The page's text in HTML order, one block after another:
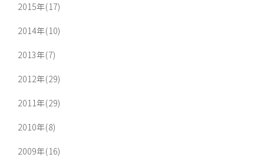
2015年(17)
2014年(10)
2013年(7)
2012年(29)
2011年(29)
2010年(8)
2009年(16)